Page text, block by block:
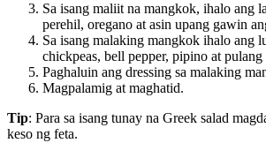
Sa isang maliit na mangkok, ihalo ang
perehil, oregano at asin upang gawin
Sa isang malaking mangkok ihalo ang
chickpeas, bell pepper, pipino at pulang
Paghaluin ang dressing sa malaking
Magpalamig at maghatid.
Tip: Para sa isang tunay na Greek salad
keso ng feta.